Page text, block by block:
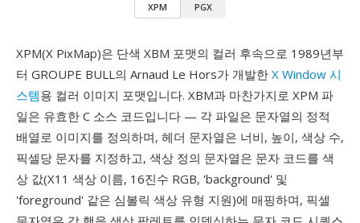
XPM PGX
XPM(X PixMap)은 단색 XBM 포맷의 컬러 후속으로 1989년부
터 GROUPE BULL의 Arnaud Le Hors가 개발한 X Window 시
스템용 컬러 이미지 포맷입니다. XBM과 마찬가지로 XPM 파
일은 유효한 C 소스 코드입니다 — 각 파일은 문자열의 정적
배열로 이미지를 정의하며, 헤더 문자열은 너비, 높이, 색상 수,
픽셀당 문자를 지정하고, 색상 정의 문자열은 문자 코드를 색
상 값(X11 색상 이름, 16진수 RGB, 'background' 및
'foreground' 같은 심볼릭 색상 유형 지원)에 매핑하며, 픽셀